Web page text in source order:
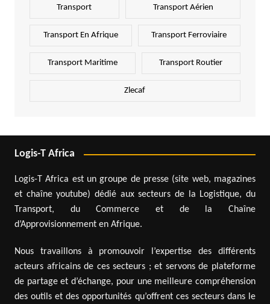
Transport Transport Aérien
Transport En Afrique Transport Ferroviaire
Transport Maritime Transport Routier
Zlecaf
Logis-T Africa
Logis-T Africa est un groupe de presse (site web, magazines
et chaîne youtube) dédié aux secteurs de la Logistique, du
Transport, du Commerce et de la Chaîne
d’Approvisionnement en Afrique.
Nous travaillons à promouvoir l’expertise des différents
acteurs africains de ces secteurs ; et servons de plateforme
de partage et d’échange, pour une meilleure compréhension
des outils et des opportunités qu’offrent ces secteurs dans le